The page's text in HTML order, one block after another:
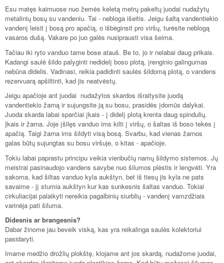
Esu matęs kaimuose nuo žemės keletą metrų pakeltų juodai nudažytų
metalinių bosų su vandeniu. Tai - nebloga išeitis. Jeigu šaltą vandentiekio
vandenį leisit į bosą pro apačią, o išbėginsit pro viršų, turėsite neblogą
vasaros dušą. Vakare po juo galės nusiprausti visa šeima.
Tačiau iki ryto vanduo tame bose atauš. Be to, jo ir nelabai daug prikais.
Kadangi saulė šildo palyginti nedidelį boso plotą, įrenginio galingumas
nebūna didelis. Vadinasi, reikia padidinti saulės šildomą plotą, o vandens
rezervuarą apšiltinti, kad jis neatvėstų.
Jeigu apačioje ant juodai nudažytos skardos išraitysite juodą
vandentiekio žarną ir sujungsite ją su bosu, prasidės įdomūs dalykai.
Juoda skarda labai sparčiai įkais - į didelį plotą krenta daug spindulių.
Įkais ir žarna. Joje įšilęs vanduo ims kilti į viršų, o šaltas iš boso tekės į
apačią. Taigi žarna ims šildyti visą bosą. Svarbu, kad vienas žarnos
galas būtų sujungtas su bosu viršuje, o kitas - apačioje.
Tokiu labai paprastu principu veikia vienbučių namų šildymo sistemos. Jų
meistrai pasinaudojo vandens savybe nuo šilumos plėstis ir lengvėti. Yra
sakoma, kad šiltas vanduo kyla aukštyn, bet iš tiesų jis kyla ne pats
savaime - jį stumia aukštyn kur kas sunkesnis šaltas vanduo. Tokiai
cirkuliacijai palaikyti nereikia pagalbinių siurblių - vandenį vamzdžiais
varinėja pati šiluma.
Didesnis ar brangesnis?
Dabar žinome jau beveik viską, kas yra reikalinga saulės kolektoriui
pasidaryti.
Imame medžio drožlių plokštę, klojame ant jos skardą, nudažome juodai,